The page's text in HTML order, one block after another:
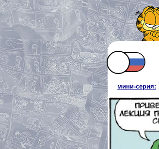
мини-серия: